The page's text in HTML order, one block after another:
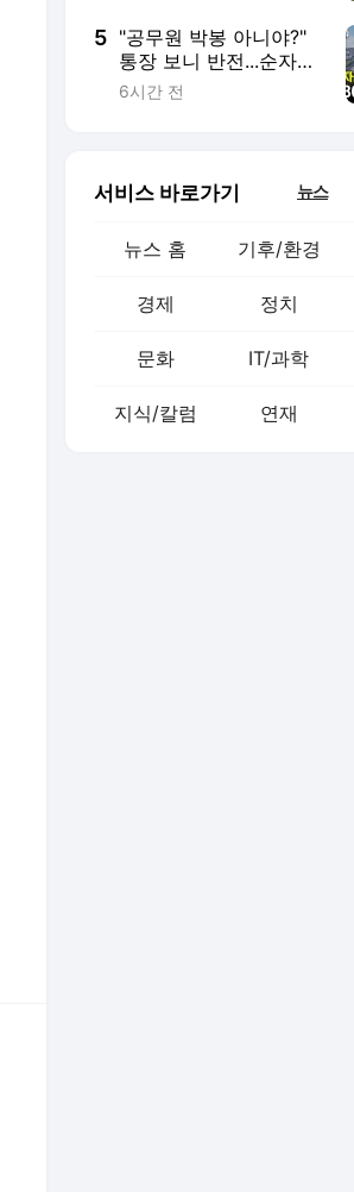
5 "공무원 박봉 아니야?"
통장 보니 반전...순자산
'10억' 30대, 비결은
6시간 전
서비스 바로가기 뉴스
뉴스 홈 기후/환경
경제 정치
문화 IT/과학
지식/칼럼 연재